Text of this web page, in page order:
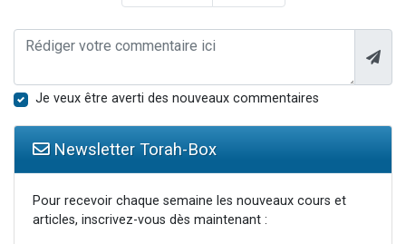
Je veux être averti des nouveaux commentaires
Newsletter Torah-Box
Pour recevoir chaque semaine les nouveaux cours et
articles, inscrivez-vous dès maintenant :